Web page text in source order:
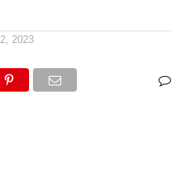
2023